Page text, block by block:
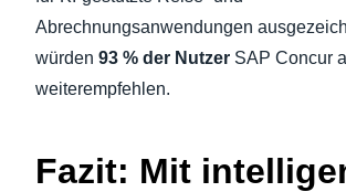
Abrechnungsanwendungen
würden 93 % der Nutzer SAP Concur
weiterempfehlen.
Fazit: Mit